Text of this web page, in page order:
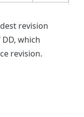
revision
which
revision.